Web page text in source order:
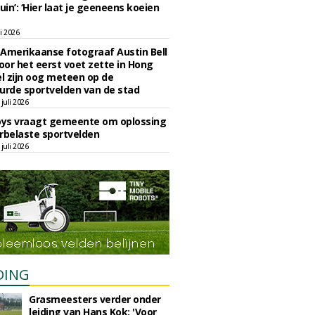
‘Hier laat je geeneens koeien
2026
fotograaf Austin Bell
het eerst voet zette in Hong
zijn oog meteen op de
sportvelden van de stad
2026
vraagt gemeente om oplossing
sportvelden
2026
Grasmeesters verder onder
leiding van Hans Kok: 'Voor